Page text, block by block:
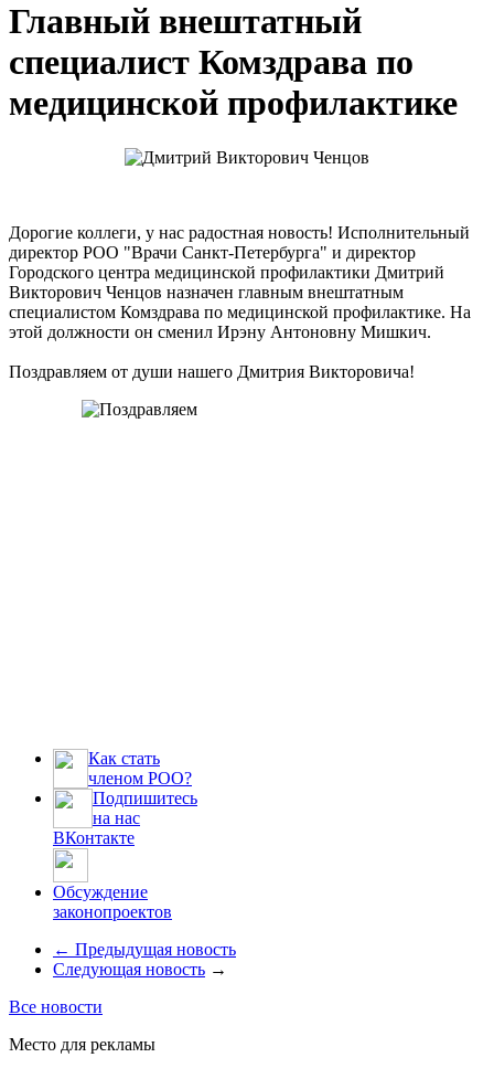
Главный внештатный
специалист Комздрава по
медицинской профилактике
Дорогие коллеги, у нас радостная новость! Исполнительный
директор РОО "Врачи Санкт-Петербурга" и директор
Городского центра медицинской профилактики Дмитрий
Викторович Ченцов назначен главным внештатным
специалистом Комздрава по медицинской профилактике. На
этой должности он сменил Ирэну Антоновну Мишкич.
Поздравляем от души нашего Дмитрия Викторовича!
Как стать
членом РОО?
Подпишитесь
на нас
ВКонтакте
Обсуждение
законопроектов
← Предыдущая новость
Следующая новость →
Все новости
Место для рекламы